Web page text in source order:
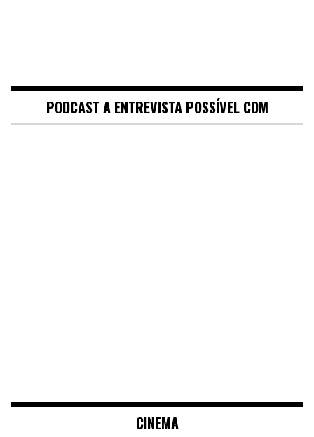
PODCAST A ENTREVISTA POSSÍVEL COM
CINEMA